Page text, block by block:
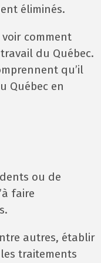
éliminés.
comment
du Québec.
qu’il
Québec en
ou de
faire
autres, établir
traitements